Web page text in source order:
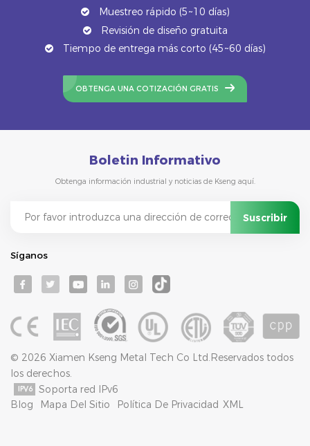
Muestreo rápido (5~10 días)
Revisión de diseño gratuita
Tiempo de entrega más corto (45~60 días)
OBTENGA UNA COTIZACIÓN GRATIS
Boletin Informativo
Obtenga información industrial y noticias de Kseng aquí.
Síganos
© 2026 Xiamen Kseng Metal Tech Co Ltd.Reservados todos
los derechos.
Soporta red IPv6
Blog
Mapa Del Sitio Política De Privacidad XML